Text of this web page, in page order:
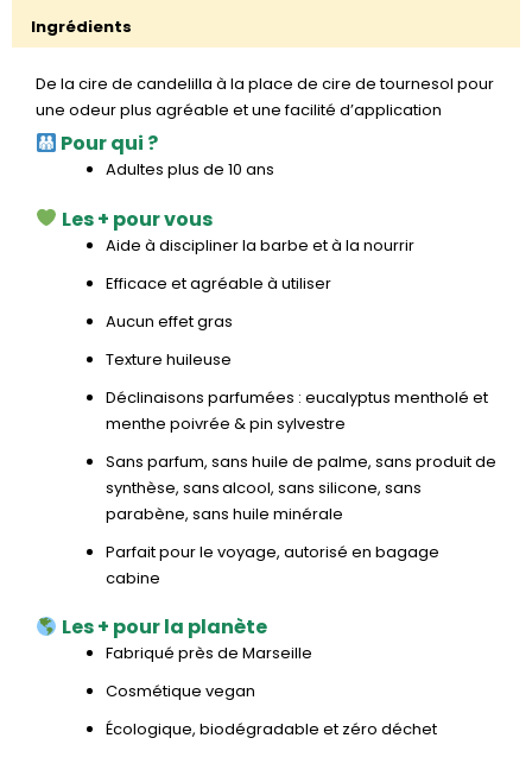
Ingrédients
De la cire de candelilla à la place de cire de tournesol pour
une odeur plus agréable et une facilité d’application
Pour qui ?
Adultes plus de 10 ans
Les + pour vous
Aide à discipliner la barbe et à la nourrir
Efficace et agréable à utiliser
Aucun effet gras
Texture huileuse
Déclinaisons parfumées : eucalyptus mentholé et
menthe poivrée & pin sylvestre
Sans parfum, sans huile de palme, sans produit de
synthèse, sans alcool, sans silicone, sans
parabène, sans huile minérale
Parfait pour le voyage, autorisé en bagage
cabine
Les + pour la planète
Fabriqué près de Marseille
Cosmétique vegan
Écologique, biodégradable et zéro déchet